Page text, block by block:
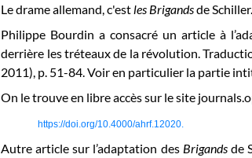
Le drame allemand, c'est les Brigandsde Schiller.
Philippe Bourdin a consacré un article à
derrière les tréteaux de la révolution.
2011), p. 51-84. Voir en particulier la partie
On le trouve en libre accès sur le site
https://doi.org/10.4000/ahrf.12020
Autre article sur l’adaptation des Brigandsde